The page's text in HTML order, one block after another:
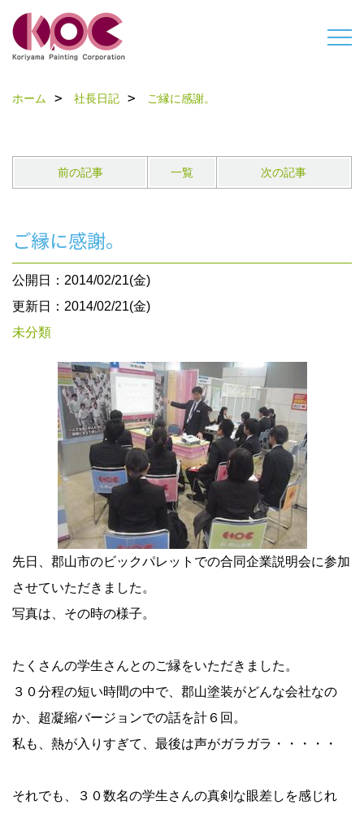
ホーム 社長日記 ご縁に感謝。
前の記事 一覧 次の記事
ご縁に感謝。
公開日：2014/02/21(金)
更新日：2014/02/21(金)
未分類
先日、郡山市のビックパレットでの合同企業説明会に参加
させていただきました。
写真は、その時の様子。
たくさんの学生さんとのご縁をいただきました。
３０分程の短い時間の中で、郡山塗装がどんな会社なの
か、超凝縮バージョンでの話を計６回。
私も、熱が入りすぎて、最後は声がガラガラ・・・・・
それでも、３０数名の学生さんの真剣な眼差しを感じれ